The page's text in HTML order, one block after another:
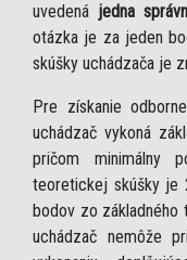
uvedená jedna
otázka je za jeden
skúšky uchádzača je
Pre získanie
uchádzač vykoná
pričom minimálny
teoretickej skúšky je
bodov zo
uchádzač nemôže